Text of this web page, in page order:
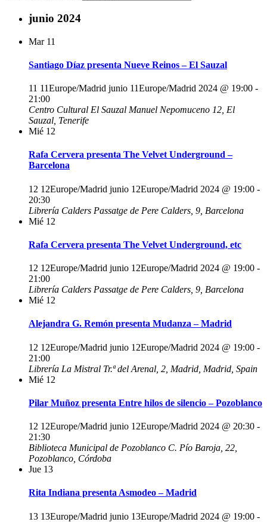
junio 2024
Mar 11
Santiago Díaz presenta Nueve Reinos – El Sauzal
11 11Europe/Madrid junio 11Europe/Madrid 2024 @ 19:00 -
21:00
Centro Cultural El Sauzal Manuel Nepomuceno 12, El
Sauzal, Tenerife
Mié 12
Rafa Cervera presenta The Velvet Underground –
Barcelona
12 12Europe/Madrid junio 12Europe/Madrid 2024 @ 19:00 -
20:30
Librería Calders Passatge de Pere Calders, 9, Barcelona
Mié 12
Rafa Cervera presenta The Velvet Underground, etc
12 12Europe/Madrid junio 12Europe/Madrid 2024 @ 19:00 -
21:00
Librería Calders Passatge de Pere Calders, 9, Barcelona
Mié 12
Alejandra G. Remón presenta Mudanza – Madrid
12 12Europe/Madrid junio 12Europe/Madrid 2024 @ 19:00 -
21:00
Librería La Mistral Tr.ª del Arenal, 2, Madrid, Madrid, Spain
Mié 12
Pilar Muñoz presenta Entre hilos de silencio – Pozoblanco
12 12Europe/Madrid junio 12Europe/Madrid 2024 @ 20:30 -
21:30
Biblioteca Municipal de Pozoblanco C. Pío Baroja, 22,
Pozoblanco, Córdoba
Jue 13
Rita Indiana presenta Asmodeo – Madrid
13 13Europe/Madrid junio 13Europe/Madrid 2024 @ 19:00 -